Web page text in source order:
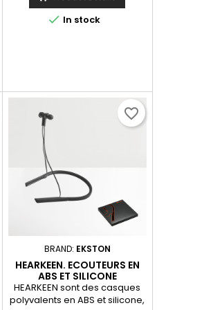
appels en mode mains libres
et d'un voyant lumineux. Le
 In stock
BRAND: EKSTON
HEARKEEN. ECOUTEURS EN
ABS ET SILICONE
HEARKEEN sont des casques
polyvalents en ABS et silicone,
favorite_border